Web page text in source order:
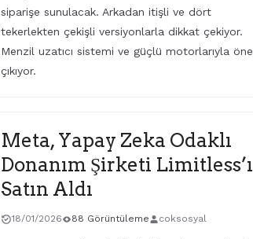
siparişe sunulacak. Arkadan itişli ve dört
tekerlekten çekişli versiyonlarla dikkat çekiyor.
Menzil uzatıcı sistemi ve güçlü motorlarıyla öne
çıkıyor.
Meta, Yapay Zeka Odaklı
Donanım Şirketi Limitless’ı
Satın Aldı
18/01/2026 88 Görüntüleme coksosyal